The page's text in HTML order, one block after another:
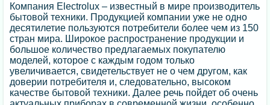
Компания Electrolux – известный в мире производитель
бытовой техники. Продукцией компании уже не одно
десятилетие пользуются потребители более чем из 150
стран мира. Широкое распространение продукции и
большое количество предлагаемых покупателю
моделей, которое с каждым годом только
увеличивается, свидетельствует не о чем другом, как
доверии потребителя и, следовательно, высоком
качестве бытовой техники. Далее речь пойдет об очень